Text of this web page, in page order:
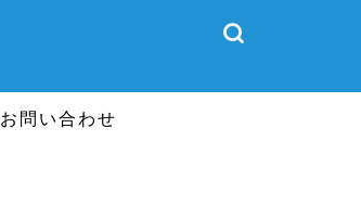
お問い合わせ